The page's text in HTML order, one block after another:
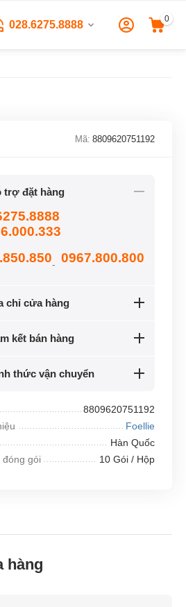
028.6275.8888 0
Mã: 8809620751192
trợ đặt hàng
- 0967.800.800
chỉ cửa hàng
kết bán hàng
thức vận chuyển
8809620751192
Foellie
Hàn Quốc
đóng gói
10 Gói / Hộp
hàng